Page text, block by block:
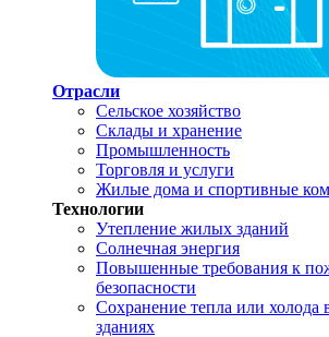
Отрасли
Сельское хозяйство
Склады и хранение
Промышленность
Торговля и услуги
Жилые дома и спортивные
Технологии
Утепление жилых зданий
Солнечная энергия
Повышенные требования к
безопасности
Сохранение тепла или
зданиях